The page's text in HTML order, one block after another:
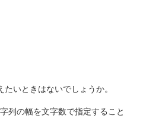
いときはないでしょうか。
列の幅を文字数で指定すること